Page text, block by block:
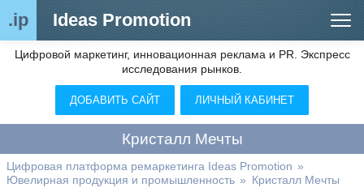
.ip Ideas Promotion
Сегменты рынка
Цифровой ремаркетинг (анализ рынка)
Видео
О нас
Цифровой маркетинг, инновационная реклама и PR. Экспресс
исследования рынков.
ДОБАВИТЬ САЙТ ЛИЧНЫЙ КАБИНЕТ
Кристалл Мечты
Цифровая платформа ремаркетинга Ideas Promotion »
Ювелирная продукция и промышленность » Кристалл Мечты